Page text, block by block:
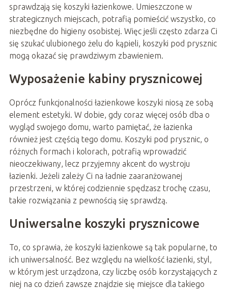
sprawdzają się koszyki łazienkowe. Umieszczone w
strategicznych miejscach, potrafią pomieścić wszystko, co
niezbędne do higieny osobistej. Więc jeśli często zdarza Ci
się szukać ulubionego żelu do kąpieli, koszyki pod prysznic
mogą okazać się prawdziwym zbawieniem.
Wyposażenie kabiny prysznicowej
Oprócz funkcjonalności łazienkowe koszyki niosą ze sobą
element estetyki. W dobie, gdy coraz więcej osób dba o
wygląd swojego domu, warto pamiętać, że łazienka
również jest częścią tego domu. Koszyki pod prysznic, o
różnych formach i kolorach, potrafią wprowadzić
nieoczekiwany, lecz przyjemny akcent do wystroju
łazienki. Jeżeli zależy Ci na ładnie zaaranżowanej
przestrzeni, w której codziennie spędzasz trochę czasu,
takie rozwiązania z pewnością się sprawdzą.
Uniwersalne koszyki prysznicowe
To, co sprawia, że koszyki łazienkowe są tak popularne, to
ich uniwersalność. Bez względu na wielkość łazienki, styl,
w którym jest urządzona, czy liczbę osób korzystających z
niej na co dzień zawsze znajdzie się miejsce dla takiego